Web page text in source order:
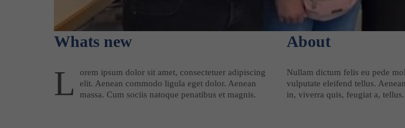
Whats new
L
orem ipsum dolor sit amet, consectetuer adipiscing
elit. Aenean commodo ligula eget dolor. Aenean
massa. Cum sociis natoque penatibus et magnis.
About
Nullam dictum felis eu pede
vulputate eleifend tellus.
in, viverra quis, feugiat a,